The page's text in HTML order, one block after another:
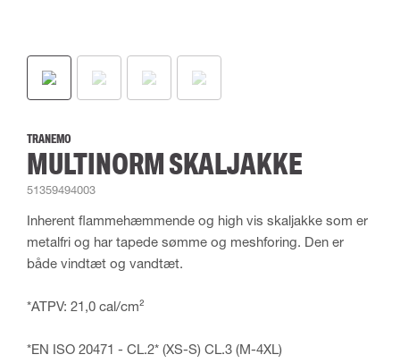
TRANEMO
MULTINORM SKALJAKKE
51359494003
Inherent flammehæmmende og high vis skaljakke som er
metalfri og har tapede sømme og meshforing. Den er
både vindtæt og vandtæt.
*ATPV: 21,0 cal/cm²
*EN ISO 20471 - CL.2* (XS-S) CL.3 (M-4XL)